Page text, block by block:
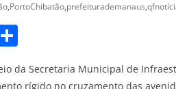
,PortoChibatão,prefeiturademanaus,
h
ar
da Secretaria Municipal de
rígido no cruzamento das